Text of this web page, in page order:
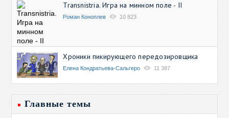
Transnistria. Игра на минном поле - II
Роман Коноплев 10 823
Хроники пикирующего передозировщика
Елена Кондратьева-Сальгеро 11 387
Главные темы